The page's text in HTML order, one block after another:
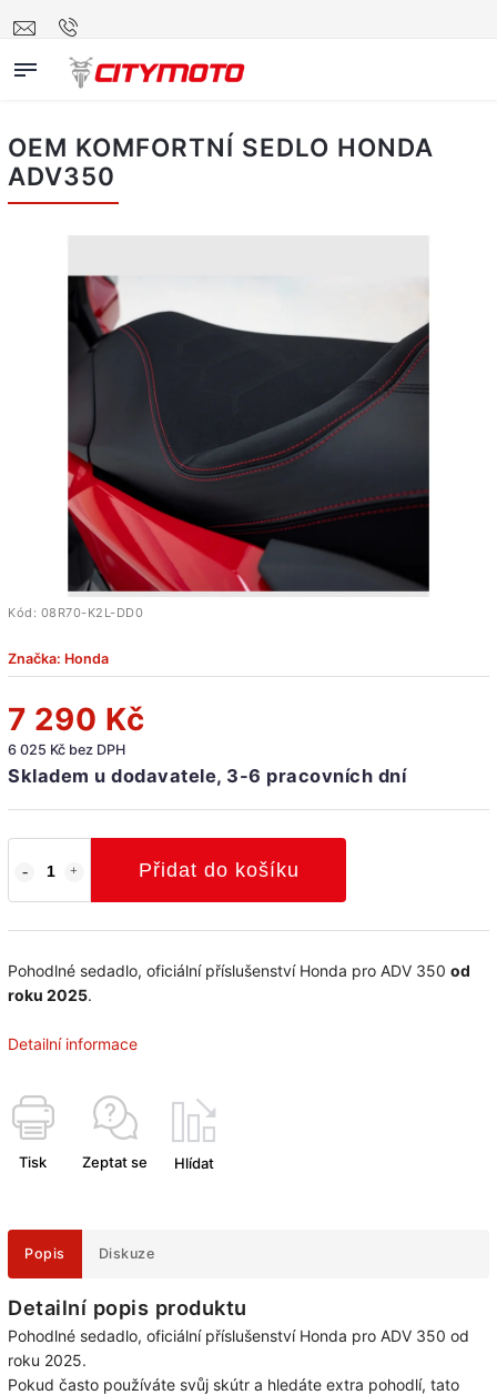
OEM KOMFORTNÍ SEDLO HONDA
ADV350
Kód: 08R70-K2L-DD0
Značka: Honda
7 290 Kč
6 025 Kč bez DPH
Skladem u dodavatele, 3-6 pracovních dní
Přidat do košíku
Pohodlné sedadlo, oficiální příslušenství Honda pro ADV 350 od
roku 2025.
Detailní informace
Tisk Zeptat se Hlídat
Popis Diskuze
Detailní popis produktu
Pohodlné sedadlo, oficiální příslušenství Honda pro ADV 350 od
roku 2025.
Pokud často používáte svůj skútr a hledáte extra pohodlí, tato